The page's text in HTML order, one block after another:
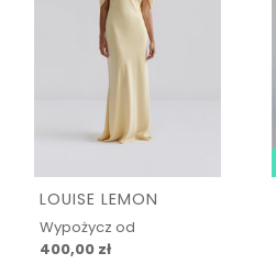
LOUISE LEMON
Wypożycz od
400,00 zł